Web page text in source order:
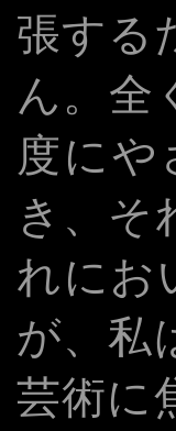
張する
ん。全
度に
き、そ
れにお
が、私
芸術に